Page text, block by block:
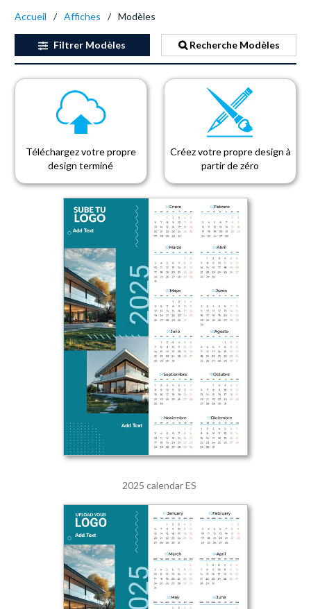
Accueil Affiches Modèles
Filtrer Modèles Recherche Modèles
Téléchargez votre propre
design terminé
Créez votre propre design à
partir de zéro
2025 calendar ES